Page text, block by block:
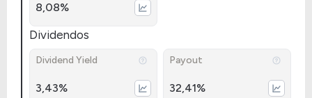
8,08%
Dividendos
Dividend Yield
3,43%
Payout
32,41%